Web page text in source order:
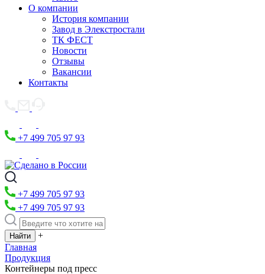
О компании
История компании
Завод в Элекстростали
ТК ФЕСТ
Новости
Отзывы
Вакансии
Контакты
+7 499 705 97 93
+7 499 705 97 93
+7 499 705 97 93
+
Главная
Продукция
Контейнеры под пресс